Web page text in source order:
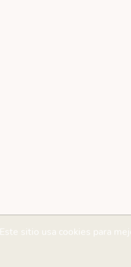
Este sitio usa cookies para